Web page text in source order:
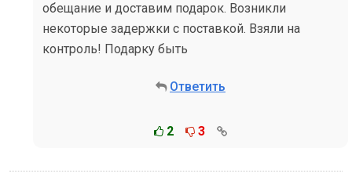
обещание и доставим подарок. Возникли
некоторые задержки с поставкой. Взяли на
контроль! Подарку быть
Ответить
2 3